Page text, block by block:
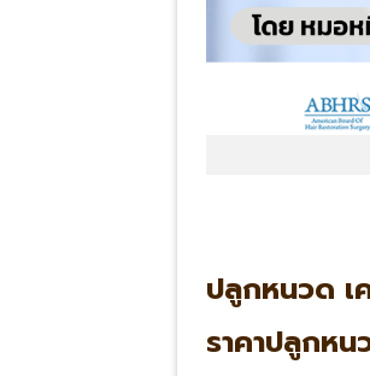
ปลูกหนวด เค
ราคาปลูกห